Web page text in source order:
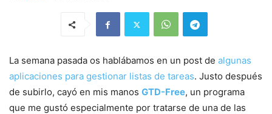
La semana pasada os hablábamos en un post de algunas
aplicaciones para gestionar listas de tareas. Justo después
de subirlo, cayó en mis manos GTD-Free, un programa
que me gustó especialmente por tratarse de una de las